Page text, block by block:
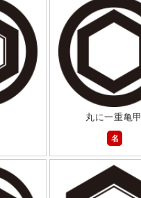
丸に一重亀甲
名